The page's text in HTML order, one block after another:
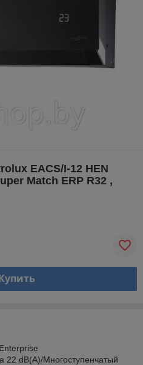
EACS/I-12 HEN
Match ERP R32 ,
22 dB(A)/Многоступенчатый